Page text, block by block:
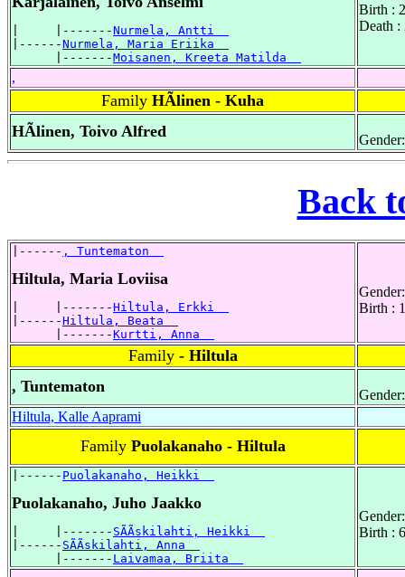
|     |-------Nurmela, Antti
|------Nurmela, Maria Eriika
      |-------
Moisanen, Kreeta Matilda
Birth :
Death :
,
Family HÃlinen - Kuha
HÃlinen, Toivo Alfred
Back
|------ , Tuntematon
Hiltula, Maria Loviisa
|     |-------Hiltula, Erkki
|------Hiltula, Beata
      |-------
Kurtti, Anna
Birth :
Family - Hiltula
, Tuntematon
Hiltula, Kalle Aaprami
Family Puolakanaho - Hiltula
|------ Puolakanaho, Heikki
Puolakanaho, Juho Jaakko
|     |------- SÃÃskilahti, Heikki
|------ SÃÃskilahti, Anna
      |-------
Laivamaa, Briita
Birth :